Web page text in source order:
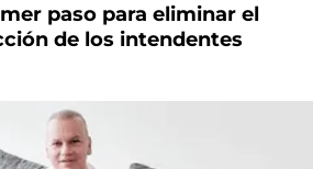
paso para eliminar el
de los intendentes